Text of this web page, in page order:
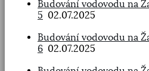
Budování vodovodu na
5 02.07.2025
Budování vodovodu na
6 02.07.2025